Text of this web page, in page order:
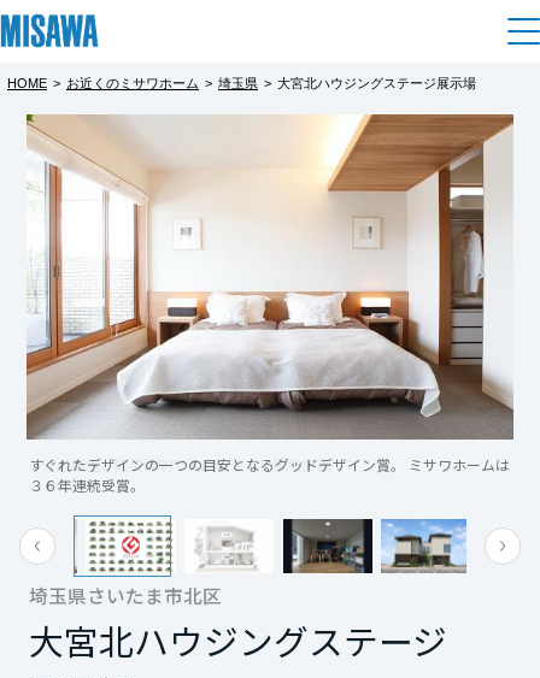
住まい
建てる [注文住宅]
商品ラインアップ
デザイン
テクノロジー（住まいの性能）
建築事例・建築実例
デザイナーズギャラリー
インテリア
住まいづくりガイド
買う
土地活用
個人のお客さま
賃貸住宅
賃貸併用住宅
店舗・各種施設
土地活用モデルルーム見学
土地活用実例
法人のお客さま
リフォーム
戸建て・マンション
ミサワリフォームとは
リフォームの流れ
リフォームメニュー
リフォーム事例
事業用
まちづくり
複合開発・投資開発
複合開発事業（ASMACI-アスマチ-）
再開発・官民連携事業
分譲マンション開発事業
収益不動産・投資開発事業
オーナーサポート
サポートメニュー
住まいるりんぐ（ロングサポート）
保証制度
業・IR情報
企業・IR
ニュース
展示場・イベント情報
住まいのご相談
HOME > お近くのミサワホーム > 埼玉県 > 大宮北ハウジングステージ展示場
埼玉県さいたま市北区
大宮北ハウジングステージ
すぐれたデザインの一つの目安となるグッドデザイン賞。 ミサワホームは
３６年連続受賞。
都道府県を選択
北海道
北海道
東北
青森県
岩手県
宮城県
【愛犬・愛猫・小鳥と暮らす家】旗状地
とは思えない、光あふれる2階リビングの
住まい
完全予約制
・旗状地の特性を活かした、明るく開放的な
２階リビング
・外からの視線を気にせず暮らせる高いプラ
イバシー性
・犬２匹・猫１匹・鳥３羽と心地よく暮らす
ペット共生設計
・ペットとの動線や居場所まで考えたこだわ
りの住まい
・自然光がたっぷり入る、家族が集まる心地
もっと見る
【“これがやりたかった”を全部叶えた
家】 3m高天井 × 徹底的にこだわったセ
ミオーダー住宅
完全予約制
・約3mの高天井が叶える圧倒的な開放感
・セミオーダーだからこそ実現した“理想を詰
め込んだ住まい”
・素材・照明・家具配置まで細部にこだわっ
た空間設計
・暮らしやすさとデザイン性を両立した間取
り計画
・家族のライフスタイルに合わせて丁寧に作
り込んだ住まい
もっと見る